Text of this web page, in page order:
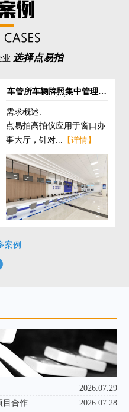
业 选择点易拍
车管所车辆牌照集中管理解
需求概述:
点易拍高拍仪应用于窗口办
事大厅，针对... 【详情】
案例
2026.07.29
目合作
2026.07.28